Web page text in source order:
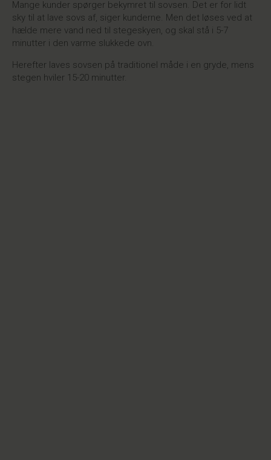
Mange kunder spørger bekymret til sovsen. Det er for lidt
sky til at lave sovs af, siger kunderne. Men det løses ved at
hælde mere vand ned til stegeskyen, og skal stå i 5-7
minutter i den varme slukkede ovn.
Herefter laves sovsen på traditionel måde i en gryde, mens
stegen hviler 15-20 minutter.